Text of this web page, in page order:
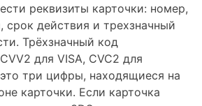
реквизиты карточки: номер,
срок действия и трехзначный
Трёхзначный код
для VISA, CVC2 для
три цифры, находящиеся на
карточки. Если карточка